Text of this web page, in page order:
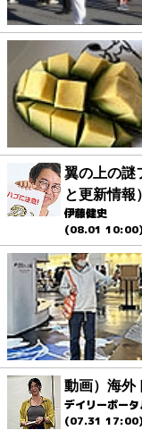
翼の上の謎
と更新情報）
伊藤健史
(08.01
動画）海外
デイリーポータ
(07.31